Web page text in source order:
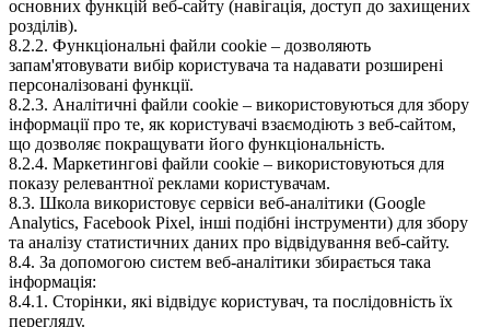
основних функцій веб-сайту (навігація, доступ до захищених
розділів).
8.2.2. Функціональні файли cookie – дозволяють
запам'ятовувати вибір користувача та надавати розширені
персоналізовані функції.
8.2.3. Аналітичні файли cookie – використовуються для збору
інформації про те, як користувачі взаємодіють з веб-сайтом,
що дозволяє покращувати його функціональність.
8.2.4. Маркетингові файли cookie – використовуються для
показу релевантної реклами користувачам.
8.3. Школа використовує сервіси веб-аналітики (Google
Analytics, Facebook Pixel, інші подібні інструменти) для збору
та аналізу статистичних даних про відвідування веб-сайту.
8.4. За допомогою систем веб-аналітики збирається така
інформація:
8.4.1. Сторінки, які відвідує користувач, та послідовність їх
перегляду.